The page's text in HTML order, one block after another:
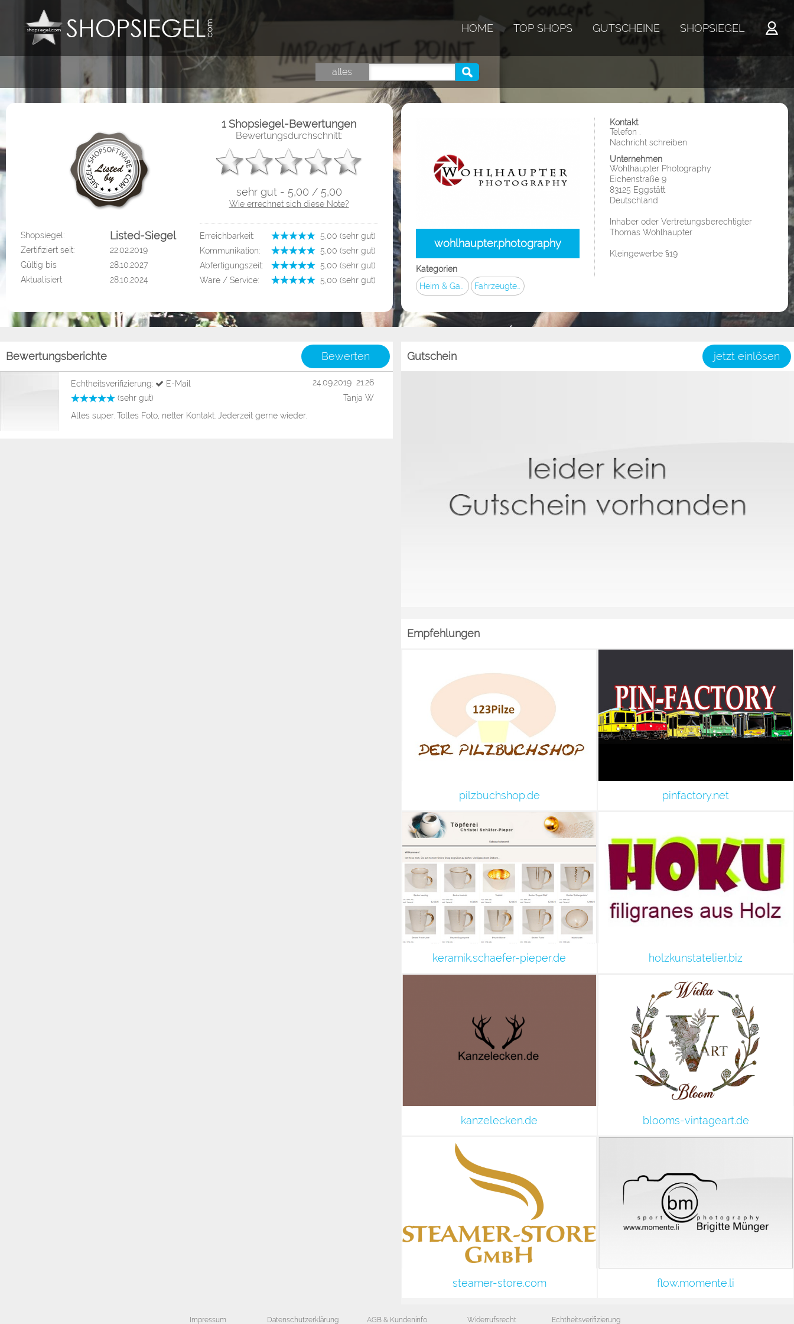
HOME TOP SHOPS GUTSCHEINE SHOPSIEGEL
alles
Shopsiegel: Listed-Siegel
Zertifiziert seit:
22.02.2019
Gültig bis
28.10.2027
Aktualisiert
28.10.2024
1 Shopsiegel-Bewertungen
Bewertungsdurchschnitt:
sehr gut - 5,00 / 5,00
Wie errechnet sich diese Note?
Erreichbarkeit:
­ 5,00 (sehr gut)
Kommunikation:
­ 5,00 (sehr gut)
Abfertigungszeit:
­ 5,00 (sehr gut)
Ware / Service:
­ 5,00 (sehr gut)
wohlhaupter.photography
Kategorien
Kontakt
Telefon .
Nachricht schreiben
Unternehmen
Wohlhaupter Photography
Eichenstraße 9
83125 Eggstätt
Deutschland
Inhaber oder Vertretungsberechtigter
Thomas Wohlhaupter
Kleingewerbe §19
Bewertungsberichte Bewerten
(sehr gut) Tanja W
24.09.2019 21:26
Echtheitsverifizierung: E-Mail
Alles super. Tolles Foto, netter Kontakt. Jederzeit gerne wieder.
Gutschein jetzt einlösen
Empfehlungen
pilzbuchshop.de pinfactory.net
keramik.schaefer-pieper.de holzkunstatelier.biz
kanzelecken.de blooms-vintageart.de
steamer-store.com flow.momente.li
Impressum Datenschutzerklärung AGB & Kundeninfo Widerrufsrecht Echtheitsverifizierung